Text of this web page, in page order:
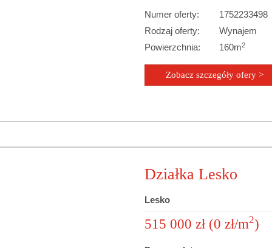
Numer oferty:
1752233498
Rodzaj oferty:
Wynajem
Powierzchnia:
160m2
Zobacz szczegóły ofery >
Działka Lesko
Lesko
515 000 zł (0 zł/m2)